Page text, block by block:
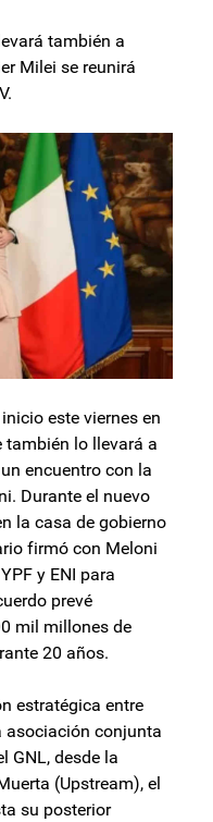
también a
Milei se reunirá
este viernes en
también lo llevará a
encuentro con la
Durante el nuevo
la casa de gobierno
firmó con Meloni
y ENI para
prevé
mil millones de
20 años.
estratégica entre
conjunta
GNL, desde la
(Upstream), el
su posterior